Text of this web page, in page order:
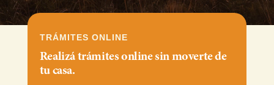
TRÁMITES ONLINE
Realizá trámites online sin moverte de
tu casa.